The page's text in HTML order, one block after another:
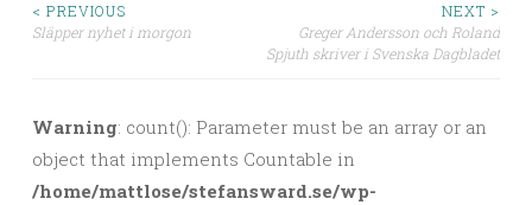
Post navigation
< PREVIOUS
Släpper nyhet i morgon
NEXT >
Greger Andersson och Roland
Spjuth skriver i Svenska Dagbladet
Warning: count(): Parameter must be an array or an
object that implements Countable in
/home/mattlose/stefansward.se/wp-